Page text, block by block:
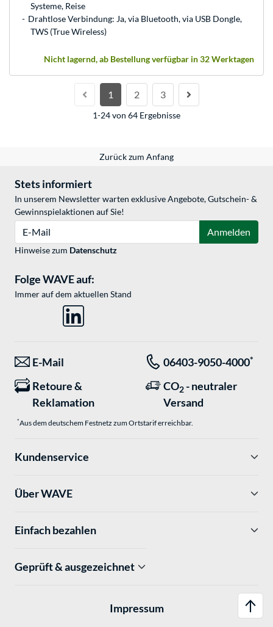
Systeme, Reise
Drahtlose Verbindung: Ja, via Bluetooth, via USB Dongle,
TWS (True Wireless)
Nicht lagernd, ab Bestellung verfügbar in 32 Werktagen
1 2 3
1-24 von 64 Ergebnisse
Zurück zum Anfang
Stets informiert
In unserem Newsletter warten exklusive Angebote, Gutschein- &
Gewinnspielaktionen auf Sie!
Anmelden
Hinweise zum Datenschutz
Folge WAVE auf:
Immer auf dem aktuellen Stand
E-Mail 06403-9050-4000*
Retoure &
Reklamation
CO2 - neutraler
Versand
*Aus dem deutschem Festnetz zum Ortstarif erreichbar.
Kundenservice
Über WAVE
Einfach bezahlen
Geprüft & ausgezeichnet
Impressum